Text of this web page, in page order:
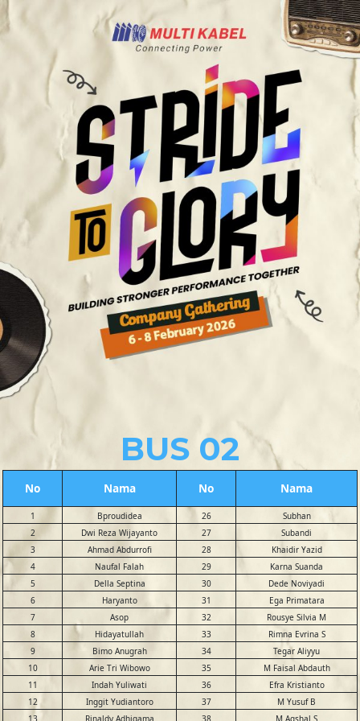
BUS 02
No Nama No Nama
1 Bproudidea 26
Subhan
2
Dwi Reza Wijayanto 27
Subandi
3
Ahmad Abdurrofi 28
Khaidir Yazid
4
Naufal Falah 29
Karna Suanda
5
Della Septina 30
Dede Noviyadi
6
Haryanto 31
Ega Primatara
7
Asop 32
Rousye Silvia M
8
Hidayatullah 33
Rimna Evrina S
9
Bimo Anugrah 34
Tegar Aliyyu
10
Arie Tri Wibowo 35
M Faisal Abdauth
11
Indah Yuliwati 36
Efra Kristianto
12
Inggit Yudiantoro 37
M Yusuf B
13
Rinaldy Adhigama 38 M Aqshal S